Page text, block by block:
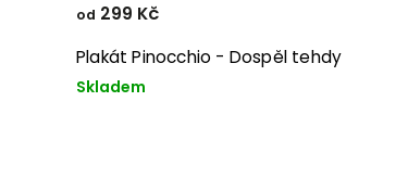
Plakát Pinocchio - Dospěl tehdy
Skladem
od 299 Kč